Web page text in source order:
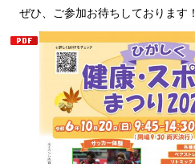
ぜひ、ご参加お待ちしております！